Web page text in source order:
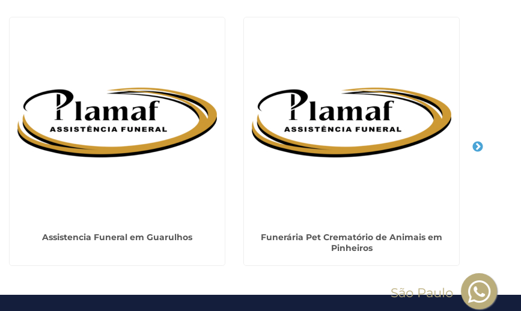
Assistencia Funeral em Guarulhos
Funerária Pet Crematório de Animais em
Pinheiros